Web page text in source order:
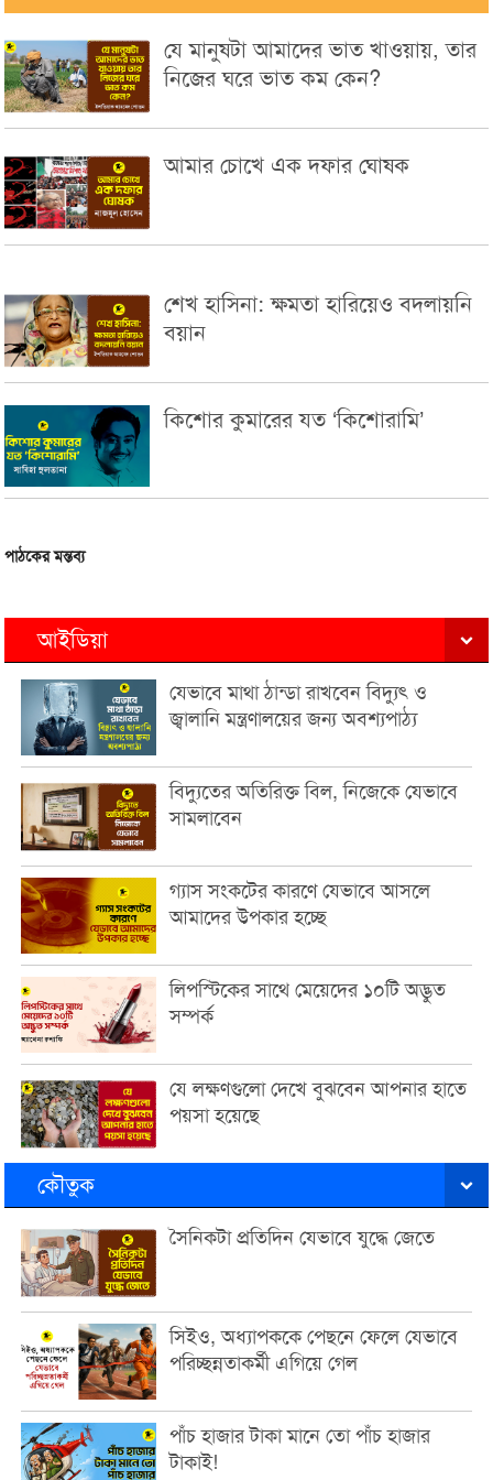
যে মানুষটা আমাদের ভাত খাওয়ায়, তার
নিজের ঘরে ভাত কম কেন?
আমার চোখে এক দফার ঘোষক
শেখ হাসিনা: ক্ষমতা হারিয়েও বদলায়নি
বয়ান
কিশোর কুমারের যত ‘কিশোরামি’
পাঠকের মন্তব্য
আইডিয়া
যেভাবে মাথা ঠান্ডা রাখবেন বিদ্যুৎ ও
জ্বালানি মন্ত্রণালয়ের জন্য অবশ্যপাঠ্য
বিদ্যুতের অতিরিক্ত বিল, নিজেকে যেভাবে
সামলাবেন
গ্যাস সংকটের কারণে যেভাবে আসলে
আমাদের উপকার হচ্ছে
লিপস্টিকের সাথে মেয়েদের ১০টি অদ্ভুত
সম্পর্ক
যে লক্ষণগুলো দেখে বুঝবেন আপনার হাতে
পয়সা হয়েছে
কৌতুক
সৈনিকটা প্রতিদিন যেভাবে যুদ্ধে জেতে
সিইও, অধ্যাপককে পেছনে ফেলে যেভাবে
পরিচ্ছন্নতাকর্মী এগিয়ে গেল
পাঁচ হাজার টাকা মানে তো পাঁচ হাজার
টাকাই!